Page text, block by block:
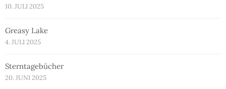
10. JULI 2025
Greasy Lake
4. JULI 2025
Sterntagebücher
20. JUNI 2025